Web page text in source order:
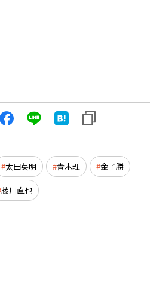
太田英明 青木理 金子勝
藤川直也